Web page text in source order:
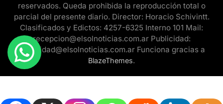
reservados. Queda prohibida la reproducción total o
parcial del presente diario. Director: Horacio Schivintt.
Clasificados y Edictos: 4257-6325 Interno 101 Mail:
recepcion@elsolnoticias.com.ar Publicidad:
publicidad@elsolnoticias.com.ar Funciona gracias a
BlazeThemes.